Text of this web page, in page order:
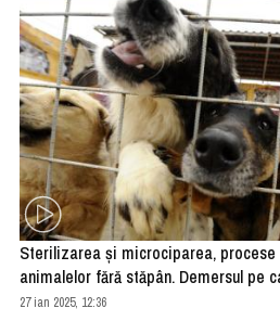
Sterilizarea și microciparea,
animalelor fără stăpân. Demersul pe
pună în aplicare
27 ian 2025, 12:36